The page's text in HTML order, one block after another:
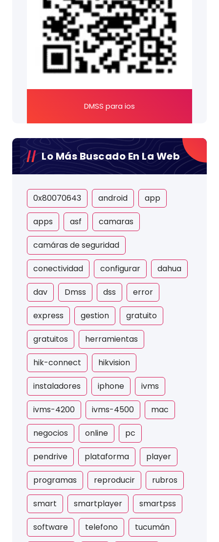
DMSS para ios
Lo Más Buscado En La Web
0x80070643 android app
apps asf camaras
camáras de seguridad
conectividad configurar dahua
dav Dmss dss error
express gestion gratuito
gratuitos herramientas
hik-connect hikvision
instaladores iphone ivms
ivms-4200 ivms-4500 mac
negocios online pc
pendrive plataforma player
programas reproducir rubros
smart smartplayer smartpss
software telefono tucumán